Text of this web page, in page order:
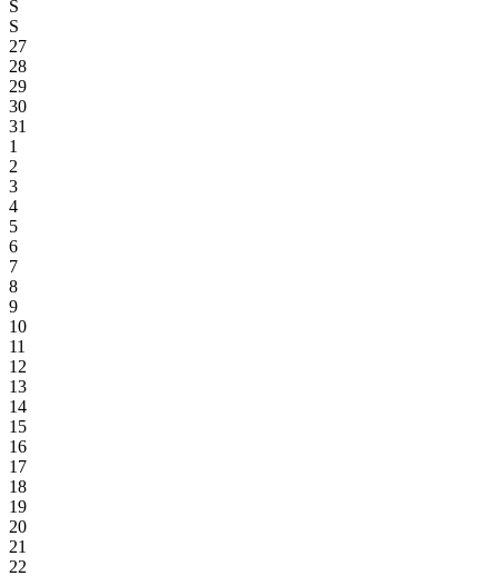
S
S
27
28
29
30
31
1
2
3
4
5
6
7
8
9
10
11
12
13
14
15
16
17
18
19
20
21
22